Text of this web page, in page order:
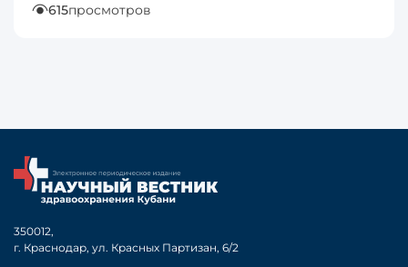
615просмотров
350012,
г. Краснодар, ул. Красных Партизан, 6/2